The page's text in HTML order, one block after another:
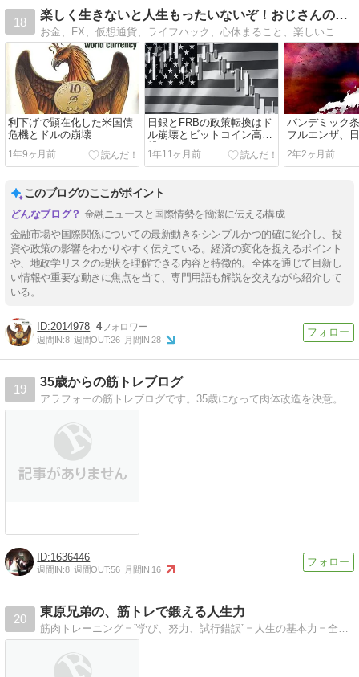
18
楽しく生きないと人生もったいないぞ！おじさんのブログ
利下げで顕在化した米国債
危機とドルの崩壊
1年9ヶ月前
日銀とFRBの政策転換はド
ル崩壊とビットコイン高に
繋がる
1年11ヶ月前
パンデミック
フルエンザ、
コンワクチン
2年2ヶ月前
このブログのここがポイント
金融ニュースと国際情勢を簡潔に伝える構成
金融市場や国際関係についての最新動きをシンプルかつ的確に紹介し、投
資や政策の影響をわかりやすく伝えている。経済の変化を捉えるポイント
や、地政学リスクの現状を理解できる内容と特徴的。全体を通じて目新し
い情報や重要な動きに焦点を当て、専門用語も解説を交えながら紹介して
いる。
2014978 4
週間IN:8 週間OUT:26 月間IN:28
19
35歳からの筋トレブログ
アラフォーの筋トレブログです。35歳になって肉体改造を決意。目標に向けた進捗や成果、またその方法をご紹介。
1636446
週間IN:8 週間OUT:56 月間IN:16
20
東原兄弟の、筋トレで鍛える人生力
筋肉トレーニング＝”学び、努力、試行錯誤”＝人生の基本力＝全ての成功の秘訣。東大エリート兄弟が伝える、人生を輝かせる最高かつシンプルなメソドロジー